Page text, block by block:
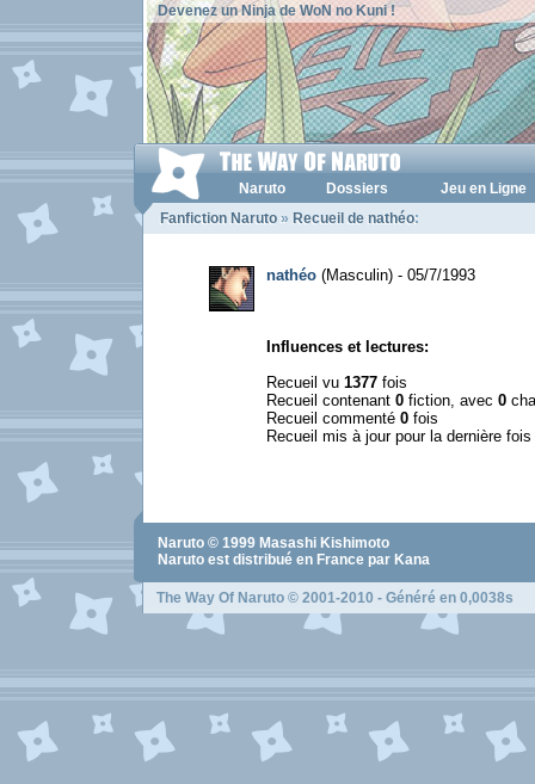
Devenez un Ninja de WoN no Kuni !
Naruto Dossiers
Jeu en Ligne
Fanfiction Naruto » Recueil de nathéo:
nathéo (Masculin) - 05/7/1993
Influences et lectures:
Recueil vu 1377 fois
Recueil contenant 0 fiction, avec 0
Recueil commenté 0 fois
Recueil mis à jour pour la dernière
Naruto © 1999 Masashi Kishimoto
Naruto est distribué en France par Kana
The Way Of Naruto © 2001-2010 - Généré en 0,0038s